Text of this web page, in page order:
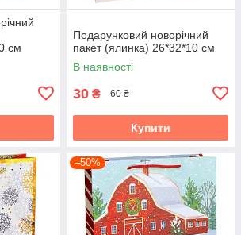
см
Подарунковий новорічний
пакет (ялинка) 26*32*10 см
В наявності
30 ₴ 60 ₴
Купити
–50%